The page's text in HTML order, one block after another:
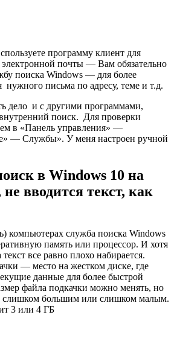
программу клиент для
почты — Вам обязательно
поиска Windows — для более
нужного письма по адресу, теме и т.д.
дело и с другими программами,
поиск. Для проверки
в «Панель управления» —
— Службы». У меня настроен ручной
в Windows 10 на
вводится текст, как
компьютерах служба поиска Windows
память или процессор. И хотя
все равно плохо набирается.
— место на жестком диске, где
данные для более быстрой
файла подкачки можно менять, но
слишком большим или слишком малым.
3 или 4 ГБ